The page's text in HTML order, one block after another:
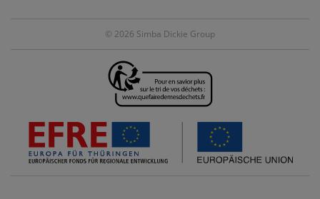
© 2026 Simba Dickie Group